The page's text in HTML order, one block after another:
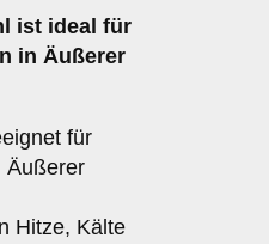
ist ideal für
in Äußerer
für
Äußerer
Hitze, Kälte